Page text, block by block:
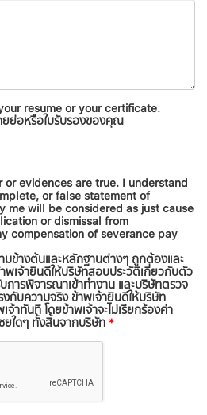
resume or your certificate.
ยย่อหรือใบรับรองของคุณ
evidences are true. I understand
or false statement of
me will be considered as just cause
or dismissal from
compensation of severance pay
มข้างต้นและหลักฐานต่างๆ ถูกต้องและ
พเจ้ายินดีให้บริษัทสอบประวัติเกี่ยวกับตัว
บการพิจารณาเข้าทำงาน และบริษัทตรวจ
งกับความจริง ข้าพเจ้ายินดีให้บริษัท
าทันที โดยข้าพเจ้าจะไม่เรียกร้องค่า
ยใดๆ ทั้งสิ้นจากบริษัท *